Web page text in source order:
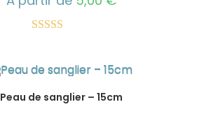
Peau de sanglier – 15cm